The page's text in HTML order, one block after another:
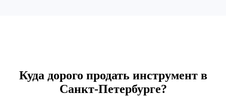
Куда дорого продать инструмент в
Санкт-Петербурге?